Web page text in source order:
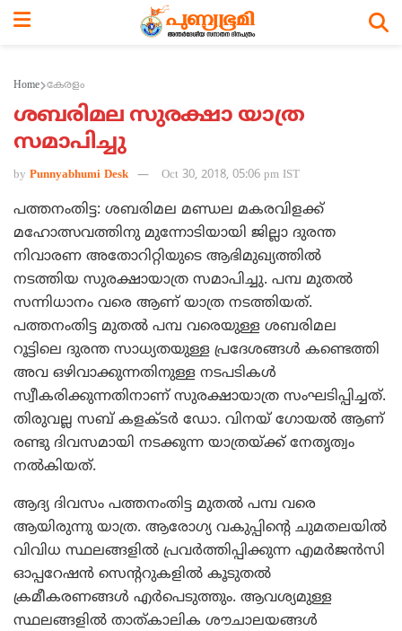
Home കേരളം
ശബരിമല സുരക്ഷാ യാത്ര
സമാപിച്ചു
by Punnyabhumi Desk Oct 30, 2018, 05:06 pm IST
പത്തനംതിട്ട: ശബരിമല മണ്ഡല മകരവിളക്ക്
മഹോത്സവത്തിനു മുന്നോടിയായി ജില്ലാ ദുരന്ത
നിവാരണ അതോറിറ്റിയുടെ ആഭിമുഖ്യത്തില്‍
നടത്തിയ സുരക്ഷായാത്ര സമാപിച്ചു. പമ്പ മുതല്‍
സന്നിധാനം വരെ ആണ് യാത്ര നടത്തിയത്.
പത്തനംതിട്ട മുതല്‍ പമ്പ വരെയുള്ള ശബരിമല
റൂട്ടിലെ ദുരന്ത സാധ്യതയുള്ള പ്രദേശങ്ങള്‍ കണ്ടെത്തി
അവ ഒഴിവാക്കുന്നതിനുള്ള നടപടികള്‍
സ്വീകരിക്കുന്നതിനാണ് സുരക്ഷായാത്ര സംഘടിപ്പിച്ചത്.
തിരുവല്ല സബ് കളക്ടര്‍ ഡോ. വിനയ് ഗോയല്‍ ആണ്
രണ്ടു ദിവസമായി നടക്കുന്ന യാത്രയ്ക്ക് നേതൃത്വം
നല്‍കിയത്.
ആദ്യ ദിവസം പത്തനംതിട്ട മുതല്‍ പമ്പ വരെ
ആയിരുന്നു യാത്ര. ആരോഗ്യ വകുപ്പിന്റെ ചുമതലയില്‍
വിവിധ സ്ഥലങ്ങളില്‍ പ്രവര്‍ത്തിപ്പിക്കുന്ന എമര്‍ജന്‍സി
ഓപ്പറേഷന്‍ സെന്ററുകളില്‍ കൂടുതല്‍
ക്രമീകരണങ്ങള്‍ എര്‍പെടുത്തും. ആവശ്യമുള്ള
സ്ഥലങ്ങളില്‍ താത്കാലിക ശൗചാലയങ്ങള്‍